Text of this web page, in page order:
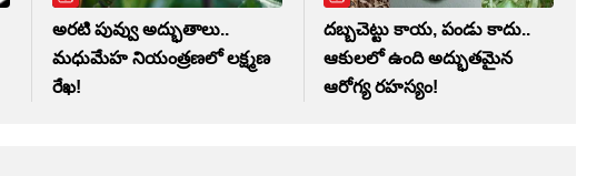
అరటి పువ్వు అద్భుతాలు..
మధుమేహ నియంత్రణలో లక్ష్మణ
రేఖ!
దబ్బచెట్టు కాయ, పండు కాదు..
ఆకులలో ఉంది అద్భుతమైన
ఆరోగ్య రహస్యం!